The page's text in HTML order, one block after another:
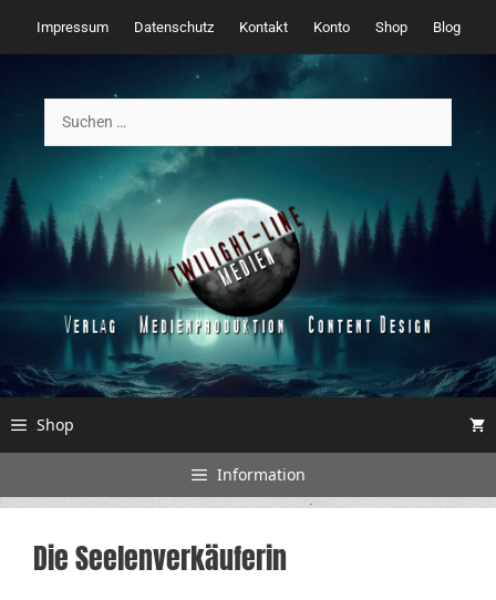
Inhalt
springen
Impressum Datenschutz Kontakt Konto Shop Blog
nach:
Shop
Information
Die Seelenverkäuferin